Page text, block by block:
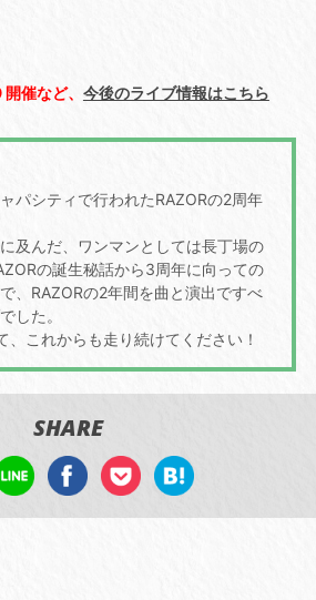
催など、 今後のライブ情報はこちら
パシティで行われたRAZORの2周年
及んだ、ワンマンとしては長丁場の
の誕生秘話から3周年に向っての
、RAZORの2年間を曲と演出ですべ
した。
、これからも走り続けてください！
SHARE